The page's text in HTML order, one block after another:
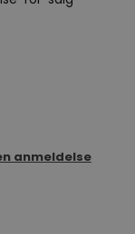
anmeldelse